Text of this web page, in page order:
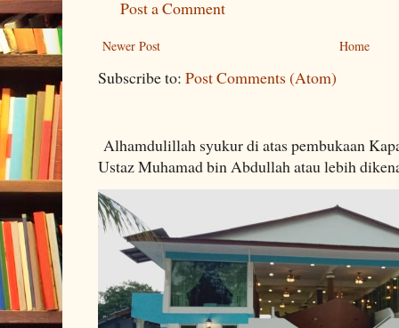
Post a Comment
Newer Post Home
Subscribe to: Post Comments (Atom)
Alhamdulillah syukur di atas pembukaan
Ustaz Muhamad bin Abdullah atau lebih